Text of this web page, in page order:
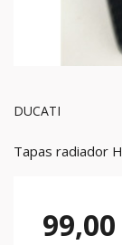
DUCATI
Tapas radiador